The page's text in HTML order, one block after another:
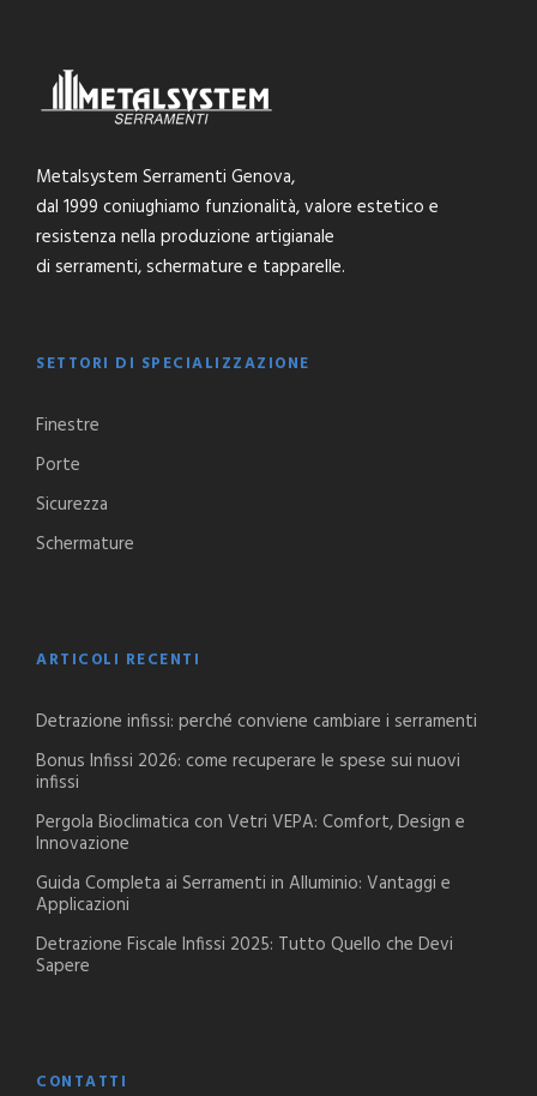
Metalsystem Serramenti Genova,
dal 1999 coniughiamo funzionalità, valore estetico e
resistenza nella produzione artigianale
di serramenti, schermature e tapparelle.
SETTORI DI SPECIALIZZAZIONE
Finestre
Porte
Sicurezza
Schermature
ARTICOLI RECENTI
Detrazione infissi: perché conviene cambiare i serramenti
Bonus Infissi 2026: come recuperare le spese sui nuovi
infissi
Pergola Bioclimatica con Vetri VEPA: Comfort, Design e
Innovazione
Guida Completa ai Serramenti in Alluminio: Vantaggi e
Applicazioni
Detrazione Fiscale Infissi 2025: Tutto Quello che Devi
Sapere
CONTATTI